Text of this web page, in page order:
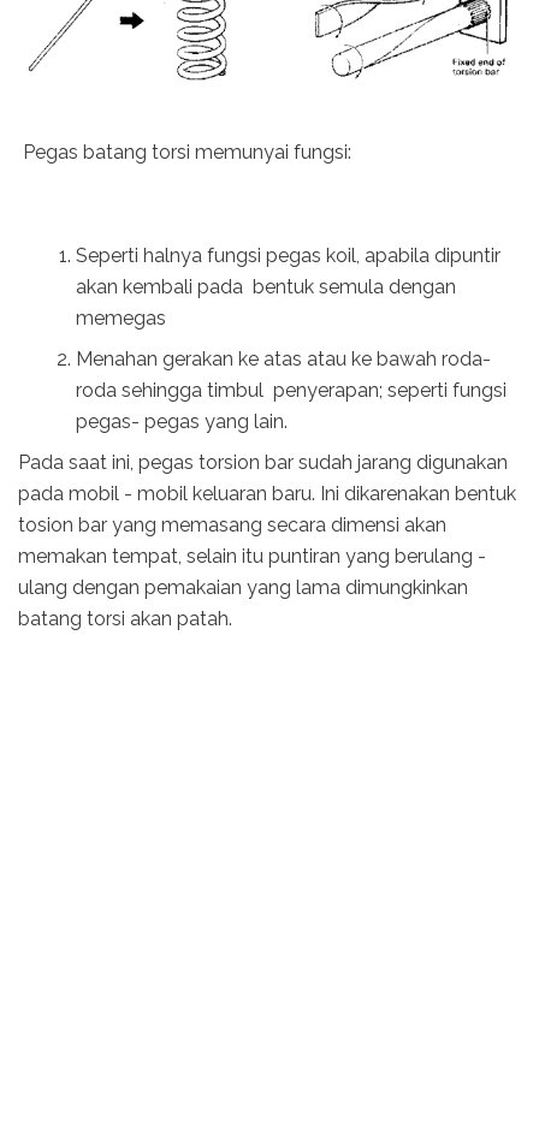
Pegas batang torsi memunyai fungsi:
Seperti halnya fungsi pegas koil, apabila dipuntir
akan kembali pada bentuk semula dengan
memegas
Menahan gerakan ke atas atau ke bawah roda-
roda sehingga timbul penyerapan; seperti fungsi
pegas- pegas yang lain.
Pada saat ini, pegas torsion bar sudah jarang digunakan
pada mobil - mobil keluaran baru. Ini dikarenakan bentuk
tosion bar yang memasang secara dimensi akan
memakan tempat, selain itu puntiran yang berulang -
ulang dengan pemakaian yang lama dimungkinkan
batang torsi akan patah.